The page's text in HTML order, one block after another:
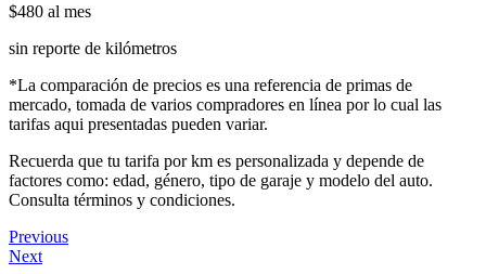
$480 al mes
sin reporte de kilómetros
*La comparación de precios es una referencia de primas de
mercado, tomada de varios compradores en línea por lo cual las
tarifas aqui presentadas pueden variar.
Recuerda que tu tarifa por km es personalizada y depende de
factores como: edad, género, tipo de garaje y modelo del auto.
Consulta términos y condiciones.
Previous
Next